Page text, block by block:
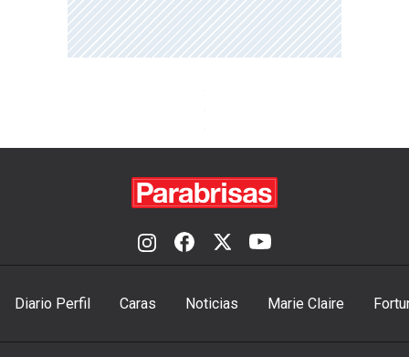
Diario Perfil Caras Noticias Marie Claire